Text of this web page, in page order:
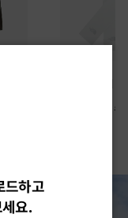
26,100 원
드하고
요.